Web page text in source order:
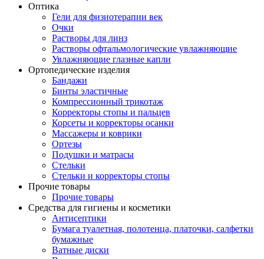
Оптика
Гели для физиотерапии век
Очки
Растворы для линз
Растворы офтальмологические увлажняющие
Увлажняющие глазные капли
Ортопедические изделия
Бандажи
Бинты эластичные
Компрессионный трикотаж
Корректоры стопы и пальцев
Корсеты и корректоры осанки
Массажеры и коврики
Ортезы
Подушки и матрасы
Стельки
Стельки и корректоры стопы
Прочие товары
Прочие товары
Средства для гигиены и косметики
Антисептики
Бумага туалетная, полотенца, платочки, салфетки
бумажные
Ватные диски